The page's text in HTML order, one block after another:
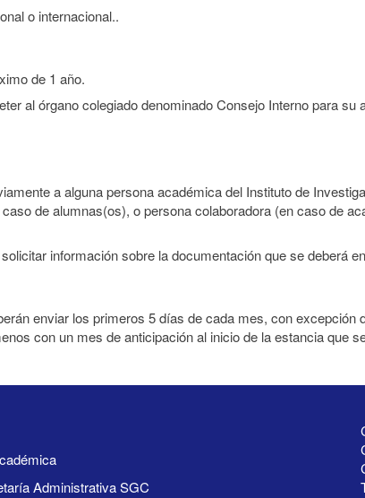
o internacional..
de 1 año.
al órgano colegiado denominado Consejo Interno para su
a alguna persona académica del Instituto de
de alumnas(os), o persona colaboradora (en caso de
información sobre la documentación que se deberá
enviar los primeros 5 días de cada mes, con
con un mes de anticipación al inicio de la estancia que
Administrativa SGC